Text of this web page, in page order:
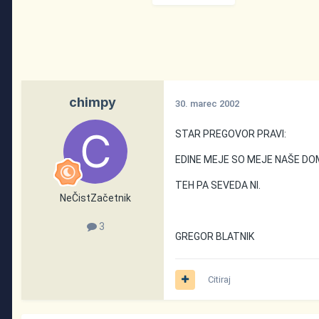
chimpy
NeČistZačetnik
3
30. marec 2002
STAR PREGOVOR PRAVI:
EDINE MEJE SO MEJE NAŠE
TEH PA SEVEDA NI.
GREGOR BLATNIK
Citiraj